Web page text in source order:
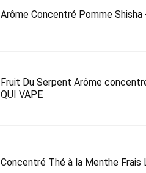
Arôme Concentré Pomme Shisha
Fruit Du Serpent Arôme
QUI VAPE
Concentré Thé à la Menthe Frais